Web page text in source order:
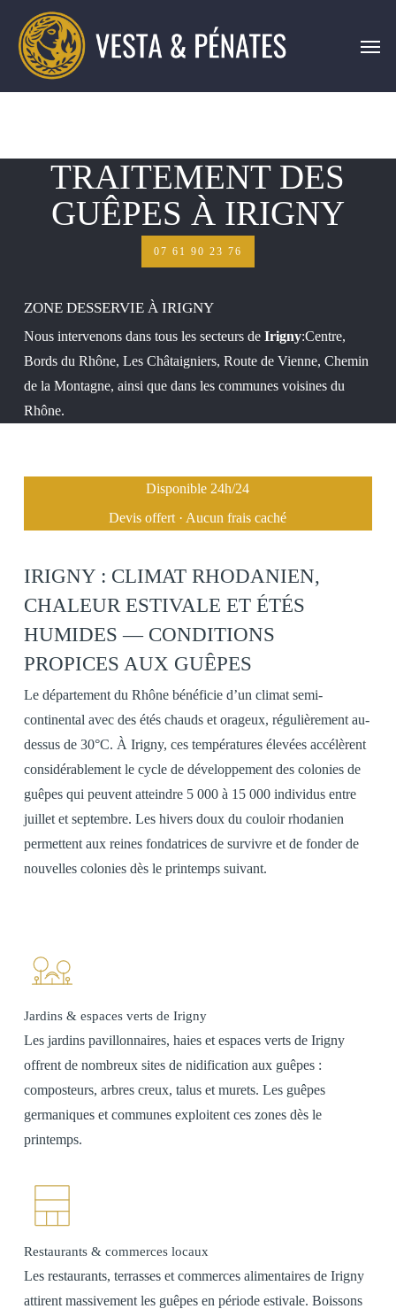
main
Menu
TRAITEMENT DES
GUÊPES À IRIGNY
07 61 90 23 76
ZONE DESSERVIE À IRIGNY
Nous intervenons dans tous les secteurs de Irigny:Centre,
Bords du Rhône, Les Châtaigniers, Route de Vienne, Chemin
de la Montagne, ainsi que dans les communes voisines du
Rhône.
Disponible 24h/24
Devis offert · Aucun frais caché
IRIGNY : CLIMAT RHODANIEN,
CHALEUR ESTIVALE ET ÉTÉS
HUMIDES — CONDITIONS
PROPICES AUX GUÊPES
Le département du Rhône bénéficie d’un climat semi-
continental avec des étés chauds et orageux, régulièrement au-
dessus de 30°C. À Irigny, ces températures élevées accélèrent
considérablement le cycle de développement des colonies de
guêpes qui peuvent atteindre 5 000 à 15 000 individus entre
juillet et septembre. Les hivers doux du couloir rhodanien
permettent aux reines fondatrices de survivre et de fonder de
nouvelles colonies dès le printemps suivant.
Jardins & espaces verts de Irigny
Les jardins pavillonnaires, haies et espaces verts de Irigny
offrent de nombreux sites de nidification aux guêpes :
composteurs, arbres creux, talus et murets. Les guêpes
germaniques et communes exploitent ces zones dès le
printemps.
Restaurants & commerces locaux
Les restaurants, terrasses et commerces alimentaires de Irigny
attirent massivement les guêpes en période estivale. Boissons